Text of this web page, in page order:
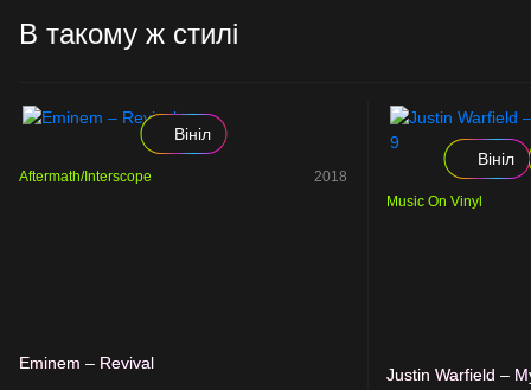
В такому ж стилі
Вініл
Aftermath/Interscope 2018
Eminem – Revival
Вініл
Music On Vinyl
Justin Warfield –